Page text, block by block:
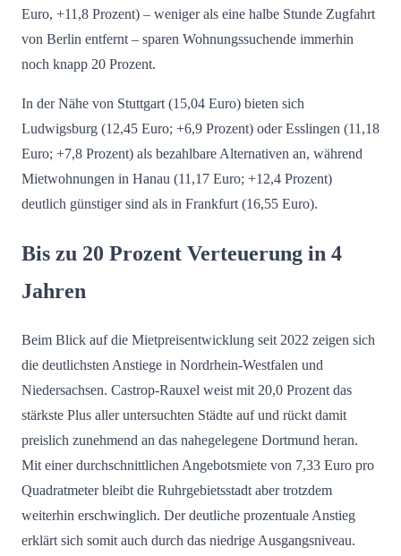
Euro, +11,8 Prozent) – weniger als eine halbe Stunde Zugfahrt
von Berlin entfernt – sparen Wohnungssuchende immerhin
noch knapp 20 Prozent.
In der Nähe von Stuttgart (15,04 Euro) bieten sich
Ludwigsburg (12,45 Euro; +6,9 Prozent) oder Esslingen (11,18
Euro; +7,8 Prozent) als bezahlbare Alternativen an, während
Mietwohnungen in Hanau (11,17 Euro; +12,4 Prozent)
deutlich günstiger sind als in Frankfurt (16,55 Euro).
Bis zu 20 Prozent Verteuerung in 4
Jahren
Beim Blick auf die Mietpreisentwicklung seit 2022 zeigen sich
die deutlichsten Anstiege in Nordrhein-Westfalen und
Niedersachsen. Castrop-Rauxel weist mit 20,0 Prozent das
stärkste Plus aller untersuchten Städte auf und rückt damit
preislich zunehmend an das nahegelegene Dortmund heran.
Mit einer durchschnittlichen Angebotsmiete von 7,33 Euro pro
Quadratmeter bleibt die Ruhrgebietsstadt aber trotzdem
weiterhin erschwinglich. Der deutliche prozentuale Anstieg
erklärt sich somit auch durch das niedrige Ausgangsniveau.